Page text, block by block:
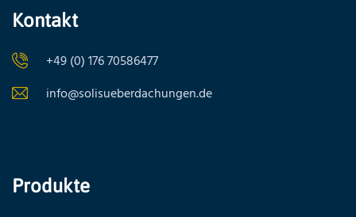
Kontakt
+49 (0) 176 70586477
info@solisueberdachungen.de
Produkte